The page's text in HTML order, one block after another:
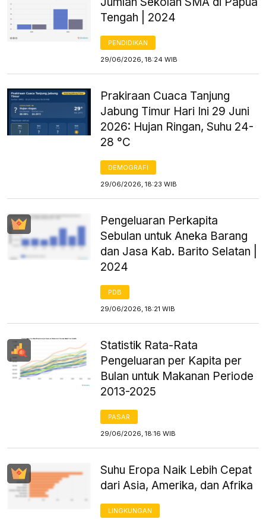
Tengah | 2024
PENDIDIKAN
29/06/2026, 18:24 WIB
Prakiraan Cuaca Tanjung
Jabung Timur Hari Ini 29 Juni
2026: Hujan Ringan, Suhu 24-
28 °C
DEMOGRAFI
29/06/2026, 18:23 WIB
Pengeluaran Perkapita
Sebulan untuk Aneka Barang
dan Jasa Kab. Barito Selatan |
2024
PDB
29/06/2026, 18:21 WIB
Statistik Rata-Rata
Pengeluaran per Kapita per
Bulan untuk Makanan Periode
2013-2025
PASAR
29/06/2026, 18:16 WIB
Suhu Eropa Naik Lebih Cepat
dari Asia, Amerika, dan Afrika
LINGKUNGAN